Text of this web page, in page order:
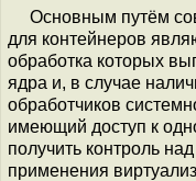
Основным путём
для контейнеров
обработка которых
ядра и, в случае
обработчиков
имеющий доступ к
получить контроль
применения